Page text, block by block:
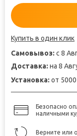
Купить в один клик
Самовывоз: с 8
Доставка: на 8
Установка: от 5000
Безопасно
наличными
Верните или